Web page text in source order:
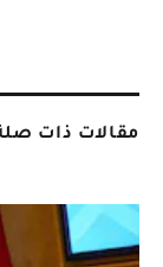
مقالات ذات